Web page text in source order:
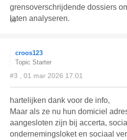
grensoverschrijdende dossiers
laten analyseren.
croos123
Topic Starter
#3 , 01 mar 2026 17:01
hartelijken dank voor de info,
Maar als ze nu hun domiciel
aangesloten zijn bij accerta,
ondernemingsloket en sociaal